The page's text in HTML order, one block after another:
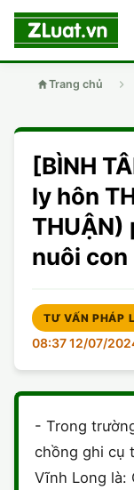
LUẬT SƯ
CHUYÊN VIÊN
TUYỂN DỤNG
DÂN SỰ
DOANH
GIẤY PHÉP
LAO ĐỘNG
DÂN SỰ
DOANH
ĐẤT ĐAI
HÀNH CHÍNH
DI CHÚC
ĐĂNG KÝ XE
HÀNH CHÍNH
DÂN SỰ
HÌNH SỰ
HÔN NHÂN
Trang chủ
[BÌNH
ly hôn
THUẬN)
nuôi
TƯ VẤN PHÁP
08:37 12/07/
- Trong
chồng ghi cụ
Vĩnh Long là: